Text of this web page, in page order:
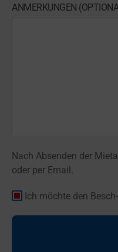
ANMERKUNGEN
Nach Absenden der
oder per Email.
Ich möchte den